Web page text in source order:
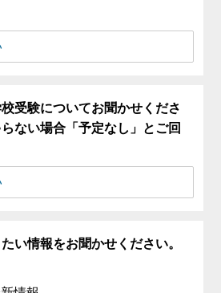
受験についてお聞かせくださ
ない場合「予定なし」とご回
い情報をお聞かせください。